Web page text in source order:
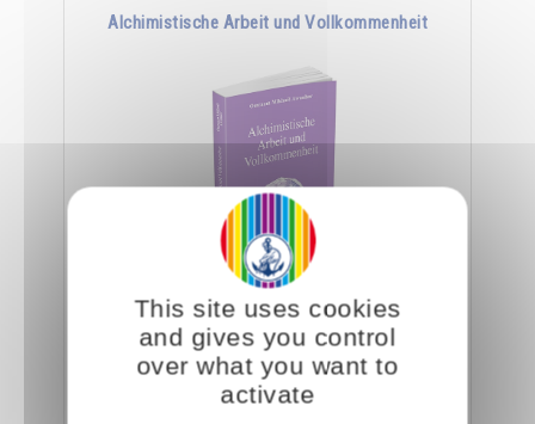
Alchimistische Arbeit und Vollkommenheit
"Kämpft nicht gegen eure Schwächen und
Mängel an,sondern lernt, sie zu nutzen und an
die Arbeit zu schicken. Seien es Eifersucht,
Zorn, …
14.00CHF
This site uses cookies
and gives you control
over what you want to
activate